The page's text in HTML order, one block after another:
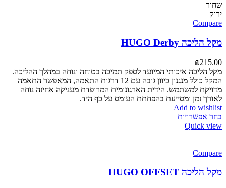
שחור
ירוק
Compare
מקל הליכה HUGO Derby
₪215.00
מקל הליכה איכותי המיועד לספק תמיכה בטוחה ונוחה במהלך ההליכה.
המקל כולל מנגנון כיוון גובה עם 12 דרגות התאמה, המאפשר התאמה
מדויקת למשתמש. הידית הארגונומית המרופדת מעניקה אחיזה נוחה
לאורך זמן ומסייעת בהפחתת העומס על כף היד.
Add to wishlist
בחר אפשרויות
Quick view
Compare
מקל הליכה HUGO OFFSET